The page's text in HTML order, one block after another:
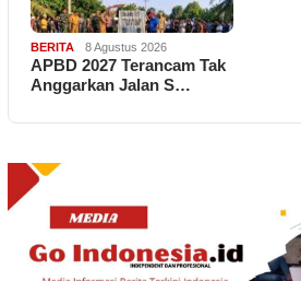
BERITA 8 Agustus 2026
APBD 2027 Terancam Tak
Anggarkan Jalan S…